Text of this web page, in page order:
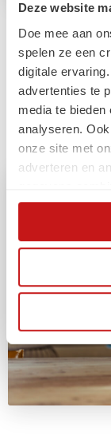
Deze website
Doe mee aan
spelen ze een
digitale
advertenties te
media te
analyseren.
onze site met
adverteren en
heeft verstrekt
uw gebruik van
onze website
Arbeidsmarkt
Update 2 -